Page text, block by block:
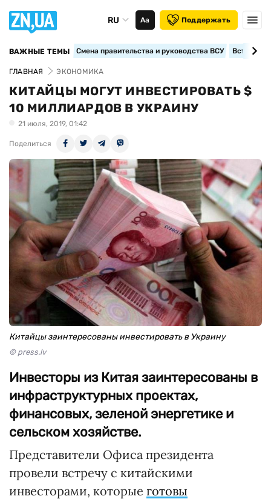
RU Аа Поддержать
ВАЖНЫЕ ТЕМЫ Смена правительства и руководства ВСУ
ГЛАВНАЯ ЭКОНОМИКА
КИТАЙЦЫ МОГУТ ИНВЕСТИРОВАТЬ $
10 МИЛЛИАРДОВ В УКРАИНУ
21 июля, 2019, 01:42
Поделиться
Китайцы заинтересованы инвестировать в Украину
© press.lv
Инвесторы из Китая заинтересованы в
инфраструктурных проектах,
финансовых, зеленой энергетике и
сельском хозяйстве.
Представители Офиса президента
провели встречу с китайскими
инвесторами, которые готовы